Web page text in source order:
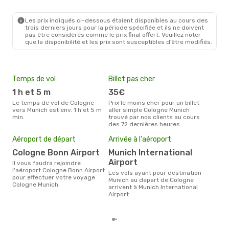
Les prix indiqués ci-dessous étaient disponibles au cours des
trois derniers jours pour la période spécifiée et ils ne doivent
pas être considérés comme le prix final offert. Veuillez noter
que la disponibilité et les prix sont susceptibles d’être modifiés.
Temps de vol
1 h et 5 m
Le temps de vol de Cologne
vers Munich est env. 1 h et 5 m
min.
Billet pas cher
35€
Prix le moins cher pour un billet
aller simple Cologne Munich
trouvé par nos clients au cours
des 72 dernières heures
Aéroport de départ
Cologne Bonn Airport
Il vous faudra rejoindre
l'aéroport Cologne Bonn Airport
pour effectuer votre voyage
Cologne Munich.
Arrivée à l'aéroport
Munich International
Airport
Les vols ayant pour destination
Munich au depart de Cologne
arrivent à Munich International
Airport